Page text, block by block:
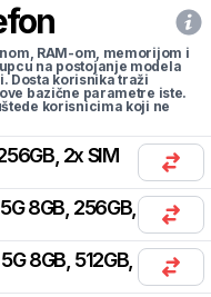
RAM-om, memorijom i
na postojanje modela
Dosta korisnika traži
bazične parametre iste.
korisnicima koji ne
2x SIM
8GB, 256GB, 2x SIM
8GB, 512GB, 2x SIM